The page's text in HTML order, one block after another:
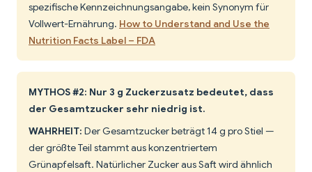
spezifische Kennzeichnungsangabe, kein Synonym für
Vollwert-Ernährung. How to Understand and Use the
Nutrition Facts Label – FDA
MYTHOS #2: Nur 3 g Zuckerzusatz bedeutet, dass
der Gesamtzucker sehr niedrig ist.
WAHRHEIT: Der Gesamtzucker beträgt 14 g pro Stiel —
der größte Teil stammt aus konzentriertem
Grünapfelsaft. Natürlicher Zucker aus Saft wird ähnlich